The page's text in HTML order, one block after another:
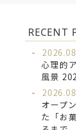
RECENT
心理的
風景
オープ
た「お